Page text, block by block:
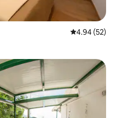
평점 4.94점(5
4.94 (52)